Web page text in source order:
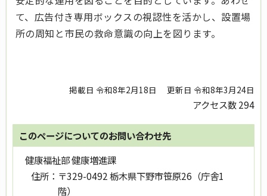
て、広告付き専用ボックスの視認性を活かし、設置場
所の周知と市民の救命意識の向上を図ります。
掲載日 令和8年2月18日 更新日 令和8年3月24日
アクセス数294
このページについてのお問い合わせ先
健康福祉部 健康増進課
住所： 〒329-0492 栃木県下野市笹原26（庁舎1
階）